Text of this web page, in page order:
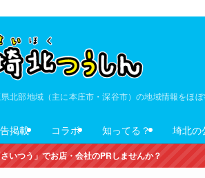
北部地域（主に本庄市・深谷市）の地域情報をほぼ
掲載 コラボ 知ってる？ 埼北の
いつう」でお店・会社のPRしませんか？